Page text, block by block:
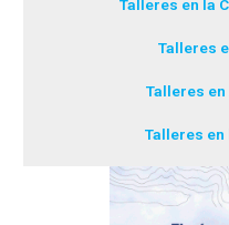
Talleres en la
Talleres
Talleres
Talleres en